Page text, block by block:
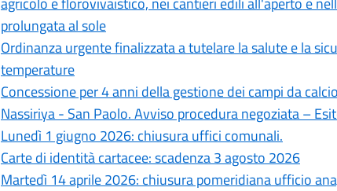
prolungata al sole
Ordinanza urgente finalizzata a tutelare la salute e la
temperature
Concessione per 4 anni della gestione dei campi da
Nassiriya - San Paolo. Avviso procedura negoziata –
Lunedì 1 giugno 2026: chiusura uffici comunali.
Carte di identità cartacee: scadenza 3 agosto 2026
Martedì 14 aprile 2026: chiusura pomeridiana ufficio